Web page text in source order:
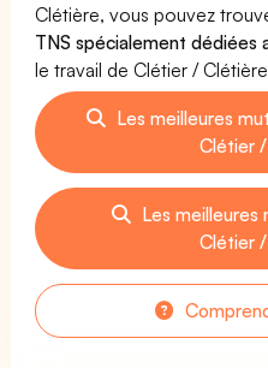
Clétière, vous pouvez
TNS spécialement dédiées
le travail de Clétier /
Les meilleures
Clétier
Les meilleures
Clétier